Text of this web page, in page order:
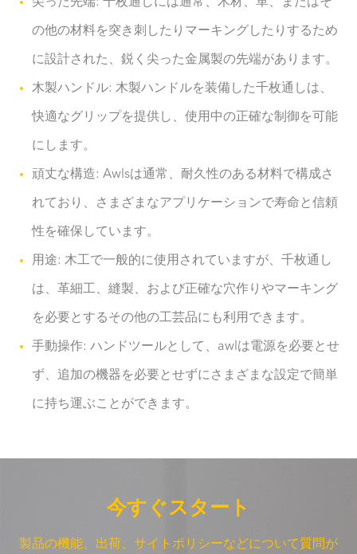
の他の材料を突き刺したりマーキングしたりするため
に設計された、鋭く尖った金属製の先端があります。
木製ハンドル: 木製ハンドルを装備した千枚通しは、
快適なグリップを提供し、使用中の正確な制御を可能
にします。
頑丈な構造: Awlsは通常、耐久性のある材料で構成さ
れており、さまざまなアプリケーションで寿命と信頼
性を確保しています。
用途: 木工で一般的に使用されていますが、千枚通し
は、革細工、縫製、および正確な穴作りやマーキング
を必要とするその他の工芸品にも利用できます。
手動操作: ハンドツールとして、awlは電源を必要とせ
ず、追加の機器を必要とせずにさまざまな設定で簡単
に持ち運ぶことができます。
今すぐスタート
製品の機能、出荷、サイトポリシーなどについて質問が